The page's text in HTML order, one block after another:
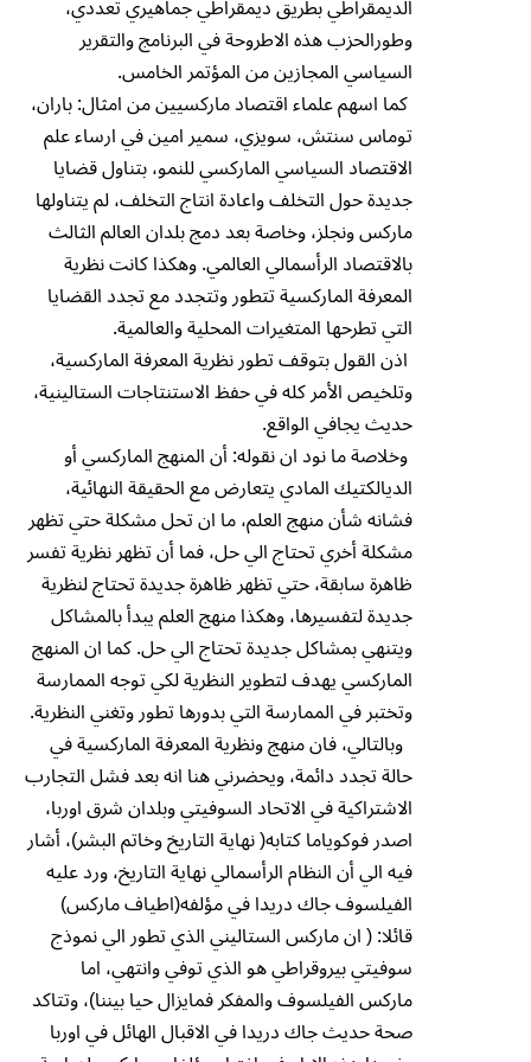
وطورالحزب هذه الاطروحة في البرنامج والتقرير
السياسي المجازين من المؤتمر الخامس.
كما اسهم علماء اقتصاد ماركسيين من امثال: باران،
توماس سنتش، سويزي، سمير امين في ارساء علم
الاقتصاد السياسي الماركسي للنمو، بتناول قضايا
جديدة حول التخلف واعادة انتاج التخلف، لم يتناولها
ماركس ونجلز، وخاصة بعد دمج بلدان العالم الثالث
بالاقتصاد الرأسمالي العالمي. وهكذا كانت نظرية
المعرفة الماركسية تتطور وتتجدد مع تجدد القضايا
التي تطرحها المتغيرات المحلية والعالمية.
اذن القول بتوقف تطور نظرية المعرفة الماركسية،
وتلخيص الأمر كله في حفظ الاستنتاجات الستالينية،
حديث يجافي الواقع.
وخلاصة ما نود ان نقوله: أن المنهج الماركسي أو
الديالكتيك المادي يتعارض مع الحقيقة النهائية،
فشانه شأن منهج العلم، ما ان تحل مشكلة حتي تظهر
مشكلة أخري تحتاج الي حل، فما أن تظهر نظرية تفسر
ظاهرة سابقة، حتي تظهر ظاهرة جديدة تحتاج لنظرية
جديدة لتفسيرها، وهكذا منهج العلم يبدأ بالمشاكل
ويتنهي بمشاكل جديدة تحتاج الي حل. كما ان المنهج
الماركسي يهدف لتطوير النظرية لكي توجه الممارسة
وتختبر في الممارسة التي بدورها تطور وتغني النظرية.
وبالتالي، فان منهج ونظرية المعرفة الماركسية في
حالة تجدد دائمة، ويحضرني هنا انه بعد فشل التجارب
الاشتراكية في الاتحاد السوفيتي وبلدان شرق اوربا،
اصدر فوكوياما كتابه( نهاية التاريخ وخاتم البشر)، أشار
فيه الي أن النظام الرأسمالي نهاية التاريخ، ورد عليه
الفيلسوف جاك دريدا في مؤلفه(اطياف ماركس)
قائلا: ( ان ماركس الستاليني الذي تطور الي نموذج
سوفيتي بيروقراطي هو الذي توفي وانتهي، اما
ماركس الفيلسوف والمفكر فمايزال حيا بيننا)، وتتاكد
صحة حديث جاك دريدا في الاقبال الهائل في اوربا